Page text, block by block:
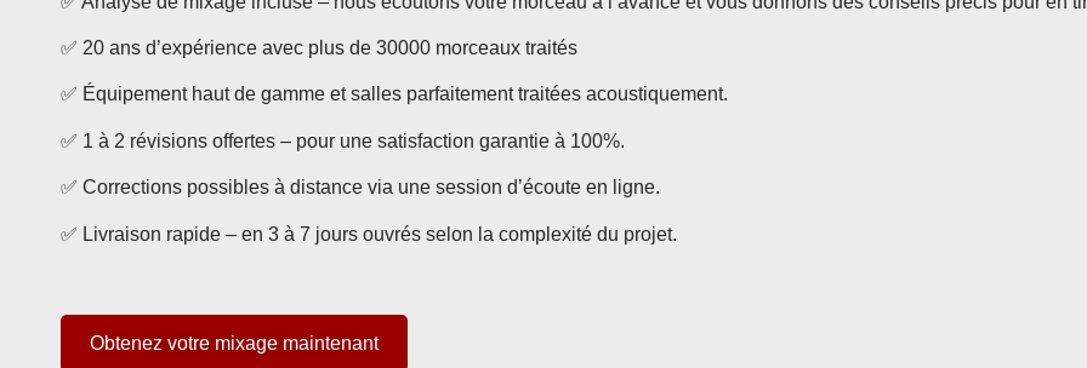
✅ 20 ans d’expérience avec plus de 30000 morceaux traités
✅ Équipement haut de gamme et salles parfaitement traitées acoustiquement.
✅ 1 à 2 révisions offertes – pour une satisfaction garantie à 100%.
✅ Corrections possibles à distance via une session d’écoute en ligne.
✅ Livraison rapide – en 3 à 7 jours ouvrés selon la complexité du projet.
Obtenez votre mixage maintenant